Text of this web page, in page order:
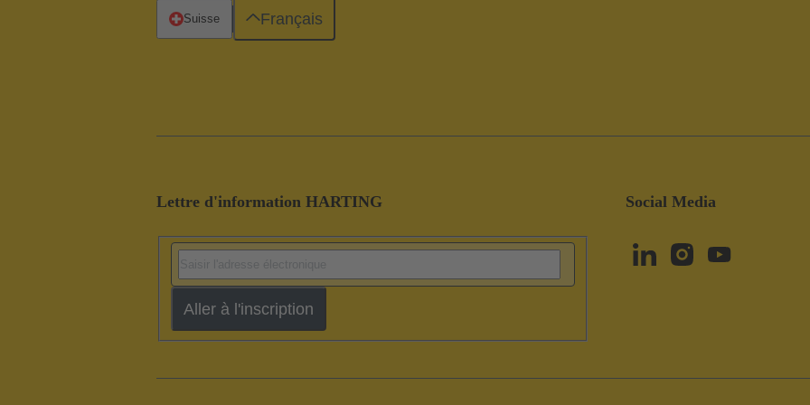
Lettre d'information HARTING
Aller à l'inscription
Social Media
Suisse Français